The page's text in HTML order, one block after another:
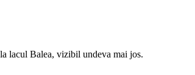
lacul Balea, vizibil undeva mai jos.